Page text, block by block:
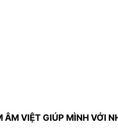
VIỆT GIÚP MÌNH VỚI